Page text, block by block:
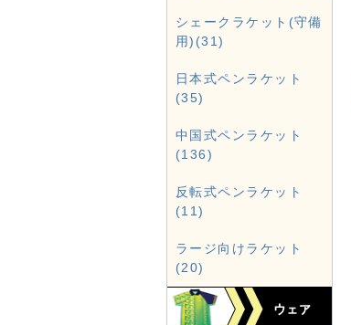
シェークラケット(守備
用)(31)
日本式ペンラケット
(35)
中国式ペンラケット
(136)
反転式ペンラケット
(11)
ラージ向けラケット
(20)